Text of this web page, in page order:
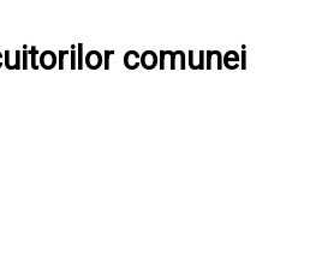
comunei